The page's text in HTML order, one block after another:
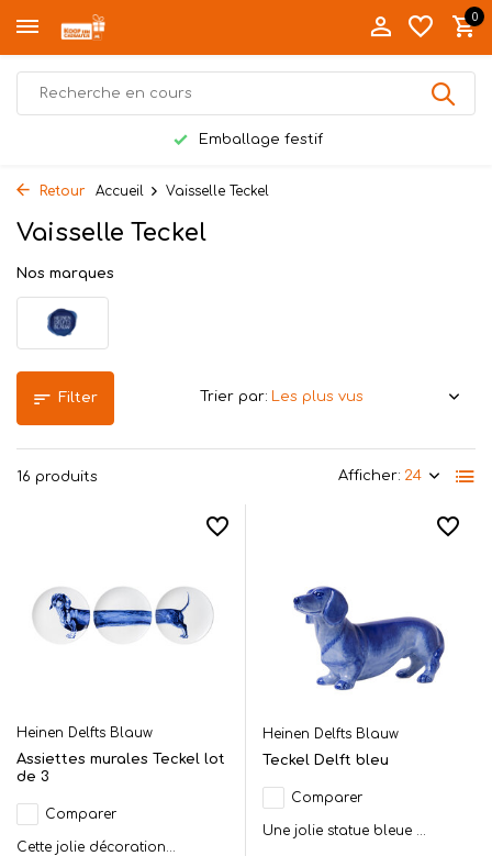
0
Emballage festif
Retour Accueil Vaisselle Teckel
Vaisselle Teckel
Nos marques
Filter
16 produits Afficher:
Trier par:
Heinen Delfts Blauw
Assiettes murales Teckel lot
de 3
Comparer
Cette jolie décoration...
Heinen Delfts Blauw
Teckel Delft bleu
Comparer
Une jolie statue bleue ...